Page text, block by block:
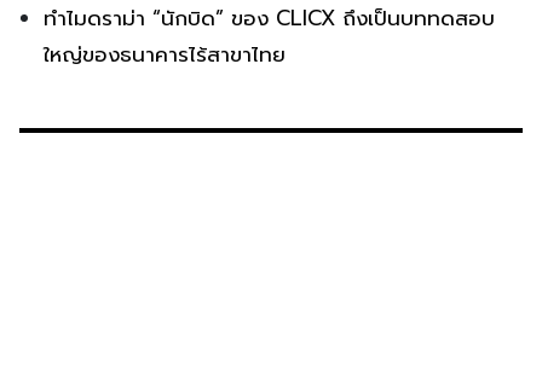
ทำไมดราม่า “นักบิด” ของ CLICX ถึงเป็นบททดสอบ
ใหญ่ของธนาคารไร้สาขาไทย